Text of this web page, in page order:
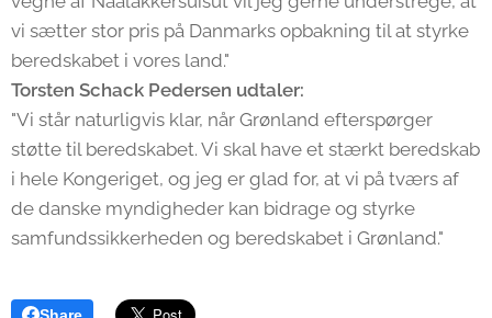
vi sætter stor pris på Danmarks opbakning til at styrke
beredskabet i vores land."
Torsten Schack Pedersen udtaler:
"Vi står naturligvis klar, når Grønland efterspørger
støtte til beredskabet. Vi skal have et stærkt beredskab
i hele Kongeriget, og jeg er glad for, at vi på tværs af
de danske myndigheder kan bidrage og styrke
samfundssikkerheden og beredskabet i Grønland."